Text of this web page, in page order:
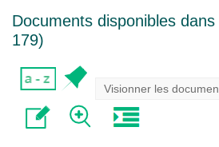
Documents disponibles
179)
Visionner les